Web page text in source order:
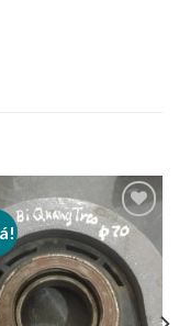
Add to
Wishlist